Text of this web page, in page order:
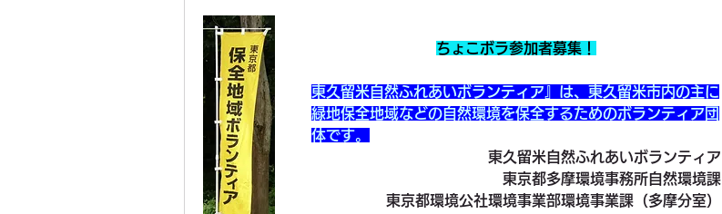
ちょこボラ参加者募集！
東久留米自然ふれあいボランティア』は、東久留米市内の主に
緑地保全地域などの自然環境を保全するためのボランティア団
体です。
東久留米自然ふれあいボランティア
東京都多摩環境事務所自然環境課
東京都環境公社環境事業部環境事業課（多摩分室）